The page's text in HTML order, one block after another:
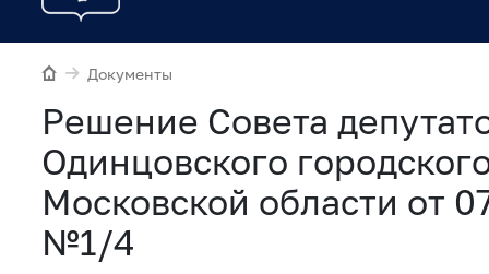
Документы
Рeшение Совета
Одинцовского
Московской области от
№1/4